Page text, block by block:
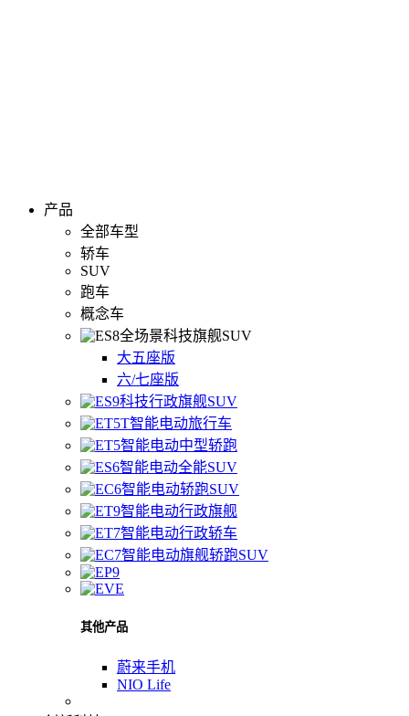
产品
全部车型
轿车
SUV
跑车
概念车
全场景科技旗舰SUV
大五座版
六/七座版
科技行政旗舰SUV
智能电动旅行车
智能电动中型轿跑
智能电动全能SUV
智能电动轿跑SUV
智能电动行政旗舰
智能电动行政轿车
智能电动旗舰轿跑SUV
其他产品
蔚来手机
NIO Life